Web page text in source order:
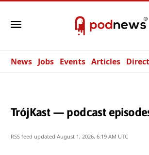
News Jobs Events Articles
TrójKast — podcast
RSS feed updated August 1, 2026, 6:19 AM UTC